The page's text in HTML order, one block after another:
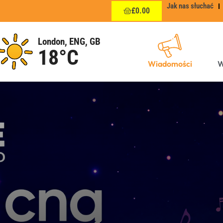
£0.00 Jak nas słuchać
London, ENG, GB
18°C Wiadomości